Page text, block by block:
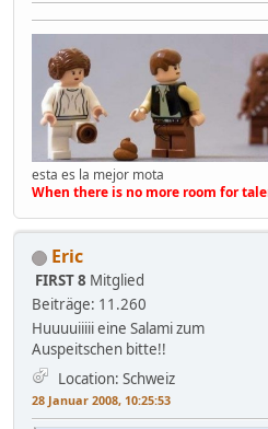
esta es la mejor mota
When there is no more room for
Eric
FIRST 8 Mitglied
Beiträge: 11.260
Huuuuiiiii eine Salami zum
Auspeitschen bitte!!
Location: Schweiz
28 Januar 2008, 10:25:53